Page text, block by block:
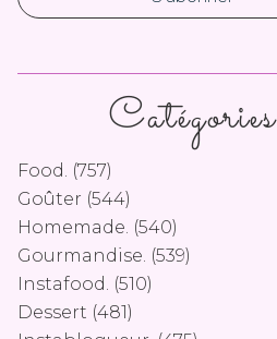
Catégories
Food. (757)
Goûter (544)
Homemade. (540)
Gourmandise. (539)
Instafood. (510)
Dessert (481)